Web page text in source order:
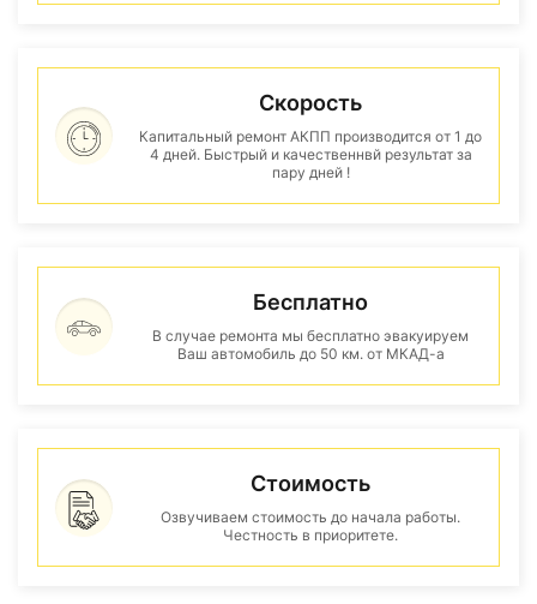
Скорость
Капитальный ремонт АКПП производится от 1 до
4 дней. Быстрый и качественнвй результат за
пару дней !
Бесплатно
В случае ремонта мы бесплатно эвакуируем
Ваш автомобиль до 50 км. от МКАД-а
Стоимость
Озвучиваем стоимость до начала работы.
Честность в приоритете.